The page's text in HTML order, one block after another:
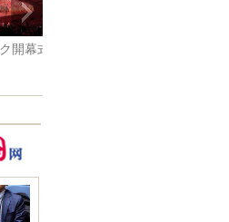
わ